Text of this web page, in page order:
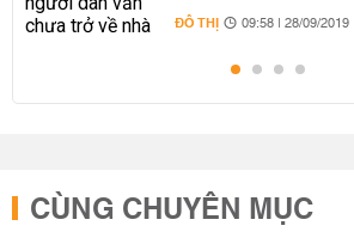
ĐÔ THỊ 09:58 | 28/09/2019
CÙNG CHUYÊN MỤC